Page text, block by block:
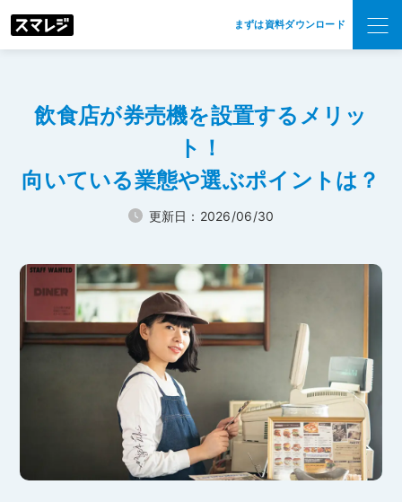
まずは資料ダウンロード
飲食店が券売機を設置するメリッ
ト！
向いている業態や選ぶポイントは？
更新日：2026/06/30